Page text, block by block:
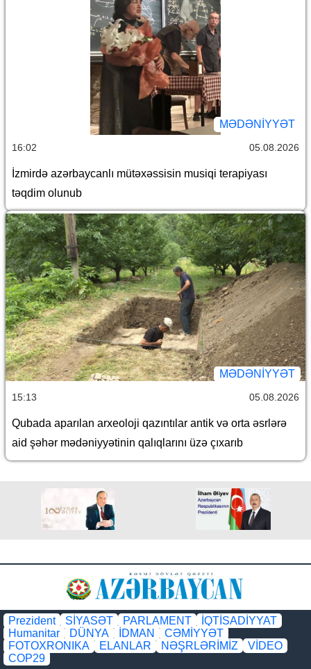
MƏDƏNIYYƏT
16:02 05.08.2026
İzmirdə azərbaycanlı mütəxəssisin musiqi terapiyası
təqdim olunub
MƏDƏNIYYƏT
15:13 05.08.2026
Qubada aparılan arxeoloji qazıntılar antik və orta əsrlərə
aid şəhər mədəniyyətinin qalıqlarını üzə çıxarıb
Prezident SİYASƏT PARLAMENT
İQTİSADİYYAT
Humanitar
DÜNYA İDMAN
CƏMİYYƏT
FOTOXRONIKA
ELANLAR NƏŞRLƏRİMİZ
VİDEO
COP29